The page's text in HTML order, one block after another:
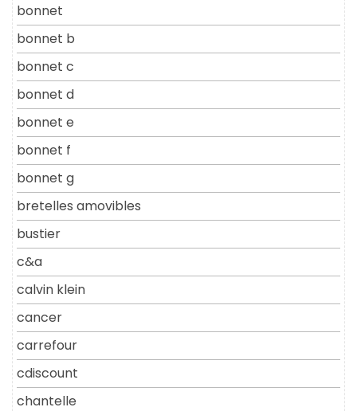
bonnet
bonnet b
bonnet c
bonnet d
bonnet e
bonnet f
bonnet g
bretelles amovibles
bustier
c&a
calvin klein
cancer
carrefour
cdiscount
chantelle